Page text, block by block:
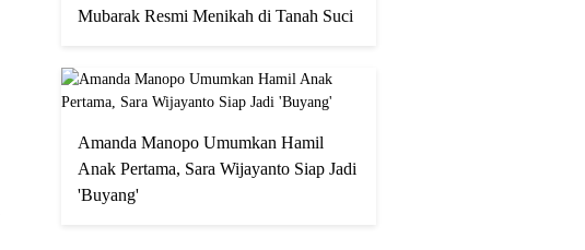
Mubarak Resmi Menikah di Tanah Suci
Amanda Manopo Umumkan Hamil
Anak Pertama, Sara Wijayanto Siap Jadi
'Buyang'